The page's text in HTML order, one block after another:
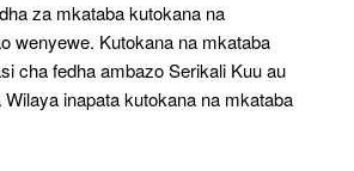
za mkataba kutokana na
wenyewe. Kutokana na mkataba
cha fedha ambazo Serikali Kuu au
inapata kutokana na mkataba